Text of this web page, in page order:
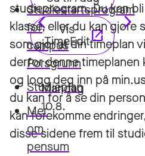
Studiestartsprogram
for
campus
Porsgrunn
Studieplan
Mer
om
pensum
studieprogram. Du kan
klasse, eller du kan gjøre
som gjør at din timeplan
derfor denne timeplanen
og logg deg inn på
du kan for å se din
kan forekomme
disse sidene frem til